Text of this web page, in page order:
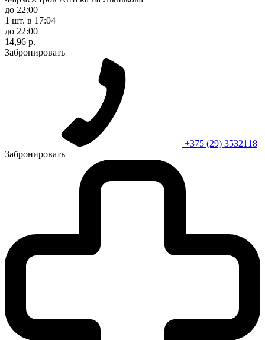
до 22:00
1 шт. в 17:04
до 22:00
14,96 р.
Забронировать
+375 (29) 3532118
Забронировать